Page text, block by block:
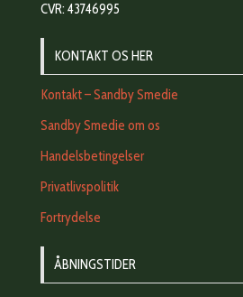
CVR: 43746995
KONTAKT OS HER
Kontakt – Sandby Smedie
Sandby Smedie om os
Handelsbetingelser
Privatlivspolitik
Fortrydelse
ÅBNINGSTIDER